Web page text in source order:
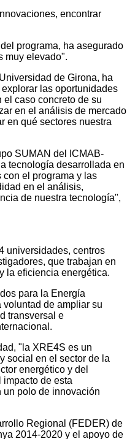
encontrar
programa, ha asegurado
muy elevado".
de Girona, ha
las oportunidades
caso concreto de su
en el análisis de mercado
en qué sectores nuestra
SUMAN del ICMAB-
tecnología desarrollada en
con el programa y las
en el análisis,
de nuestra tecnología",
universidades, centros
que trabajan en
la eficiencia energética.
para la Energía
de ampliar su
transversal e
"la XRE4S es un
social en el sector de la
energético y del
de esta
un polo de innovación
Regional (FEDER) de
2014-2020 y el apoyo de